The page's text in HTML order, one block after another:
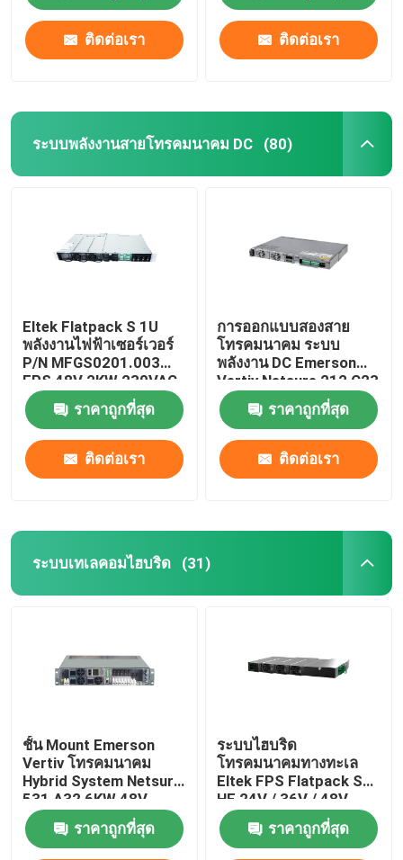
ติดต่อเรา ติดต่อเรา
ระบบพลังงานสายโทรคมนาคม DC (80)
Eltek Flatpack S 1U
พลังงานไฟฟ้าเซอร์เวอร์
P/N MFGS0201.003
FPS 48V 2KW 230VAC
BD
ราคาถูกที่สุด
ติดต่อเรา
การออกแบบสองสาย
โทรคมนาคม ระบบ
พลังงาน DC Emerson
Vertiv Netsure 212 C23
20A 48V
ราคาถูกที่สุด
ติดต่อเรา
ระบบเทเลคอมไฮบริด (31)
ชั้น Mount Emerson
Vertiv โทรคมนาคม
Hybrid System Netsure
531 A32 6KW 48V
ระบบพลังงานแบบ DC
ราคาถูกที่สุด
ระบบไฮบริด
โทรคมนาคมทางทะเล
Eltek FPS Flatpack S
HE 24V / 36V / 48V
ราคาถูกที่สุด